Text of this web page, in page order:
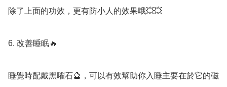
除了上面的功效，更有防小人的效果哦💥💥
6. 改善睡眠🔥
睡覺時配戴黑曜石🔮，可以有效幫助你入睡主要在於它的磁